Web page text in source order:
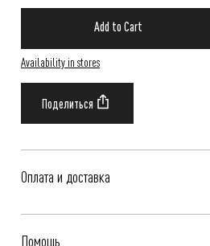
Add to Cart
Availability in stores
Оплата и доставка
Помощь